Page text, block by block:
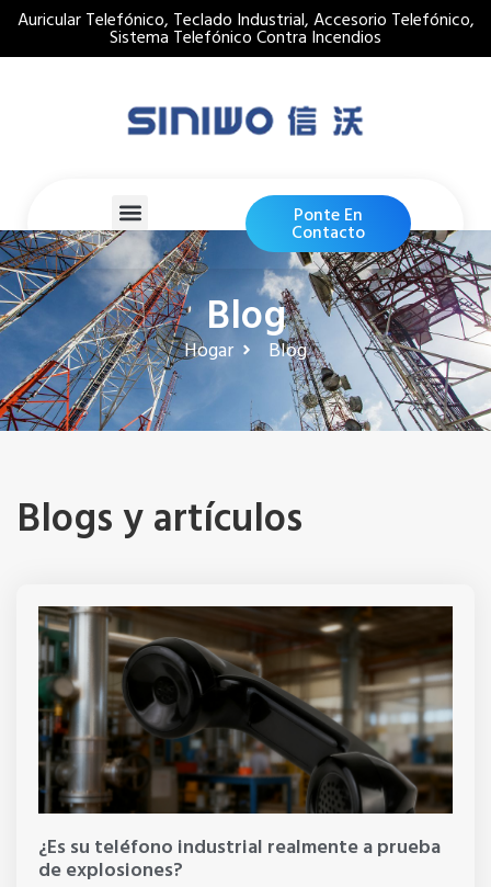
Auricular Telefónico, Teclado Industrial, Accesorio Telefónico,
Sistema Telefónico Contra Incendios
Ponte En
Contacto
Blog
Hogar Blog
Blogs y artículos
¿Es su teléfono industrial realmente a prueba
de explosiones?